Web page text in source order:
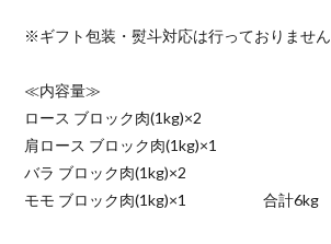
※ギフト包装・熨斗対応は行っておりません
≪内容量≫
ロース ブロック肉(1kg)×2
肩ロース ブロック肉(1kg)×1
バラ ブロック肉(1kg)×2
モモ ブロック肉(1kg)×1 合計6kg